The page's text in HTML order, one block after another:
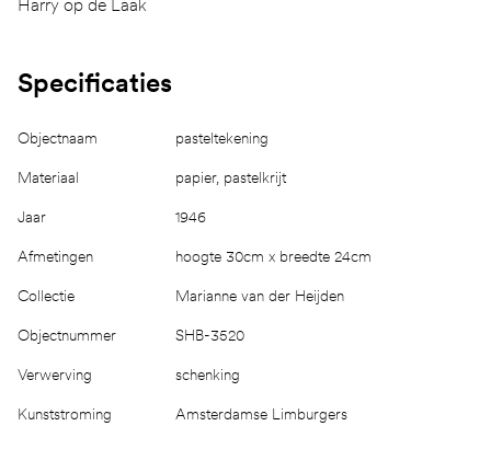
Harry op de Laak
Specificaties
Objectnaam pasteltekening
Materiaal papier, pastelkrijt
Jaar 1946
Afmetingen hoogte 30cm x breedte 24cm
Collectie Marianne van der Heijden
Objectnummer SHB-3520
Verwerving schenking
Kunststroming Amsterdamse Limburgers